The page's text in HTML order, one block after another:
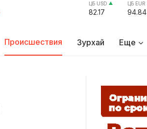
ЦБ USD
82.17
ЦБ EUR
94.84
Происшествия Зурхай Еще